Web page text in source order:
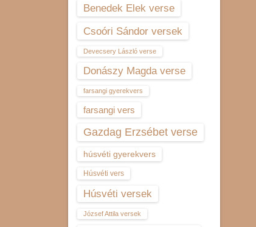
Benedek Elek verse
Csoóri Sándor versek
Devecsery László verse
Donászy Magda verse
farsangi gyerekvers
farsangi vers
Gazdag Erzsébet verse
húsvéti gyerekvers
Húsvéti vers
Húsvéti versek
József Attila versek